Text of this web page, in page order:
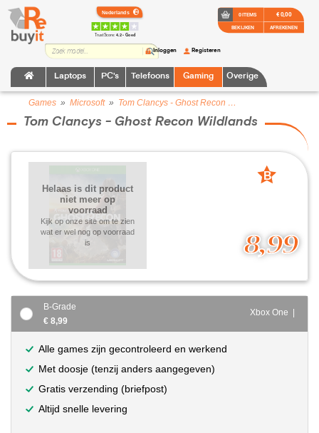
TrustScore:4.2 • Goed
Laptops PC's Telefoons Gaming Overige
Inloggen Registeren
0 ITEMS
BEKIJKEN
€ 0,00
AFREKENEN
Games » Microsoft» Tom Clancys - Ghost Recon Wildlands
Tom Clancys - Ghost Recon Wildlands
8,99
Helaas is dit product
niet meer op
voorraad
Kijk op onze site om te zien
wat er wel nog op voorraad
is
B
B-Grade
€ 8,99
Xbox One |
Alle games zijn gecontroleerd en werkend
Met doosje (tenzij anders aangegeven)
Gratis verzending (briefpost)
Altijd snelle levering